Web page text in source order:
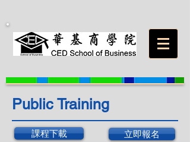
Public Training
課程下載 立即報名